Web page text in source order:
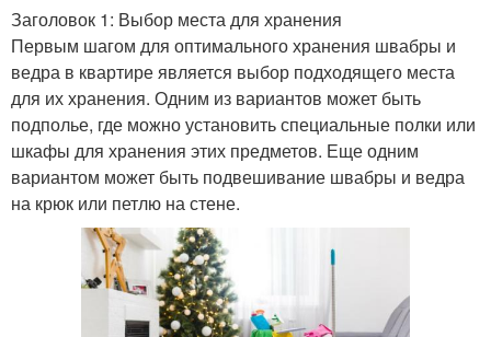
Заголовок 1: Выбор места для хранения
Первым шагом для оптимального хранения швабры и
ведра в квартире является выбор подходящего места
для их хранения. Одним из вариантов может быть
подполье, где можно установить специальные полки или
шкафы для хранения этих предметов. Еще одним
вариантом может быть подвешивание швабры и ведра
на крюк или петлю на стене.